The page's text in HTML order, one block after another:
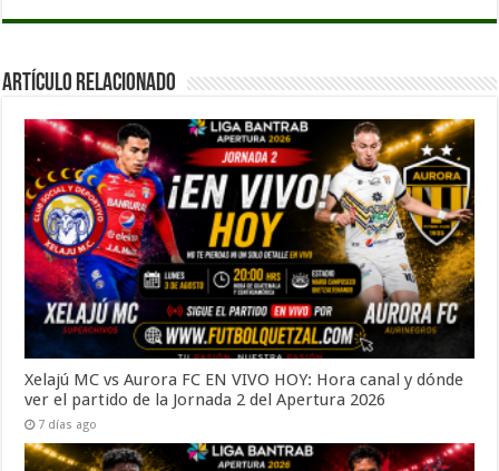
Artículo Relacionado
Xelajú MC vs Aurora FC EN VIVO HOY: Hora canal y dónde
ver el partido de la Jornada 2 del Apertura 2026
7 días ago